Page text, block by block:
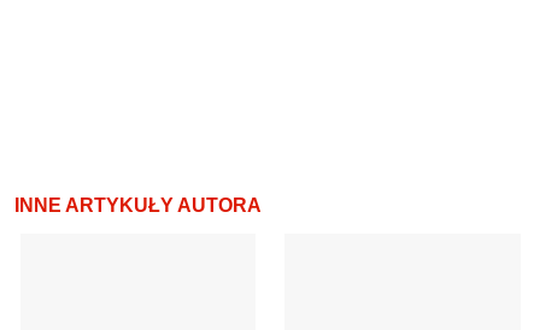
INNE ARTYKUŁY AUTORA